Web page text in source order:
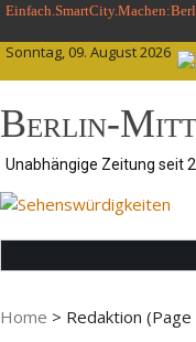
Skip
content
Sonntag, 09. August 2026
Berlin-
Unabhängige Zeitung seit
Home > Redaktion (Page